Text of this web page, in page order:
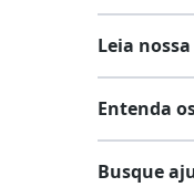
Cursos de
Cursos
Faculdades
Leia
Dicas e
Entenda
Busque